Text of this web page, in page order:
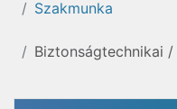
Szakmunka
Biztonságtechnikai